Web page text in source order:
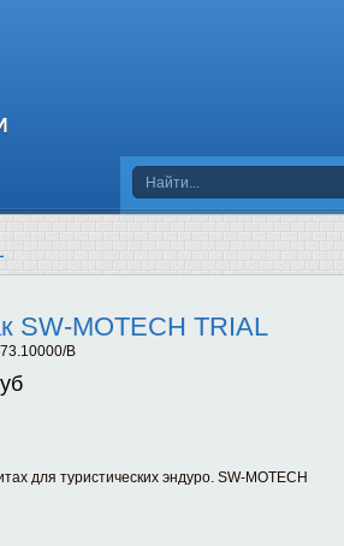
SW-MOTECH TRIAL
B
для туристических эндуро. SW-MOTECH